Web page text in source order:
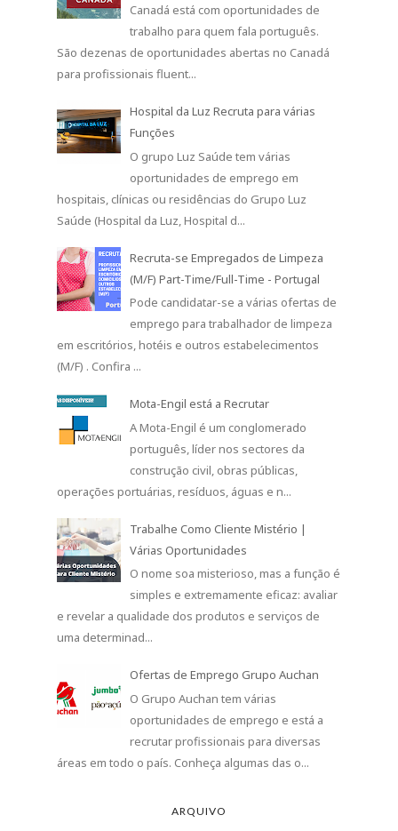
Canadá está com oportunidades de
trabalho para quem fala português.
São dezenas de oportunidades abertas no Canadá
para profissionais fluent...
Hospital da Luz Recruta para várias
Funções
O grupo Luz Saúde tem várias
oportunidades de emprego em
hospitais, clínicas ou residências do Grupo Luz
Saúde (Hospital da Luz, Hospital d...
Recruta-se Empregados de Limpeza
(M/F) Part-Time/Full-Time - Portugal
Pode candidatar-se a várias ofertas de
emprego para trabalhador de limpeza
em escritórios, hotéis e outros estabelecimentos
(M/F) . Confira ...
Mota-Engil está a Recrutar
A Mota-Engil é um conglomerado
português, líder nos sectores da
construção civil, obras públicas,
operações portuárias, resíduos, águas e n...
Trabalhe Como Cliente Mistério |
Várias Oportunidades
O nome soa misterioso, mas a função é
simples e extremamente eficaz: avaliar
e revelar a qualidade dos produtos e serviços de
uma determinad...
Ofertas de Emprego Grupo Auchan
O Grupo Auchan tem várias
oportunidades de emprego e está a
recrutar profissionais para diversas
áreas em todo o país. Conheça algumas das o...
ARQUIVO